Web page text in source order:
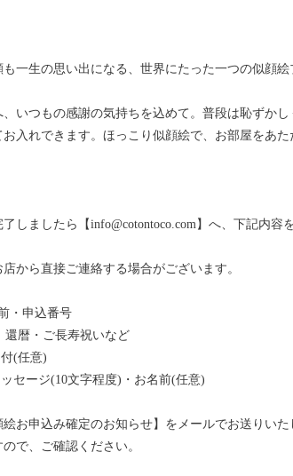
一生の思い出になる、世界にたった一つの似顔
いつもの感謝の気持ちを込めて。普段は恥ずか
入れできます。ほっこり似顔絵で、お部屋をあ
しましたら【info@cotontoco.com】へ、下記内容
から直接ご連絡する場合がございます。
・申込番号
暦・ご長寿祝いなど
(任意)
セージ(10文字程度)・お名前(任意)
お申込み確定のお知らせ】をメールでお送りいた
で、ご確認ください。